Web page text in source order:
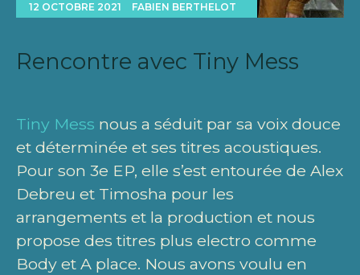
12 OCTOBRE 2021
FABIEN BERTHELOT
Rencontre avec Tiny Mess
Tiny Mess nous a séduit par sa voix douce
et déterminée et ses titres acoustiques.
Pour son 3e EP, elle s’est entourée de Alex
Debreu et Timosha pour les
arrangements et la production et nous
propose des titres plus electro comme
Body et A place. Nous avons voulu en